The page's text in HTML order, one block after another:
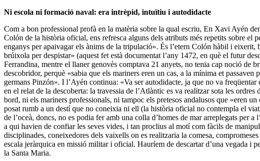
Ni escola ni formació naval: era intrèpid, intuïtiu i autodidacte
Com a bon professional profà en la matèria sobre la qual escriu, En Xavi Ayén
Colón de la història oficial, ens refresca alguns dels atributs més repetits sobre
enganys per apaivagar els ànims de la tripulació». És l’etern Colón hàbil i
brúixola per despistar» (aquest fet està documentat l’any 1472, en què el futur
Ferrandina, mentre el llaner genovès comptava 21 anyets, no tenia cap noció de
descobridor, perquè «sabia que els mariners eren un cas, a la mínima et
germans Pinzón». I l’Ayén continua: «Va ser autodidacte, ja que no va
en el relat de la descoberta: la travessia de l’Atlàntic es va realitzar sota les
bord, ni els mariners professionals, ni tampoc els pretesos andalusos que «eren
posat rumb a un destí que no coneixia ni ell (la història oficial no contempla el
de l’oceà, doncs, no es podia fer amb una colla d’homes de mar arreplegats per
a qui havien de confiar les seves vides, i tan proclius al motí com fàcils de
disciplinades, coneixedores dels vaixells on es realitzaria la comesa,
escala jeràrquica en missió militar i oficial. Hauríem de descartar d’una vegada i
la Santa Maria.